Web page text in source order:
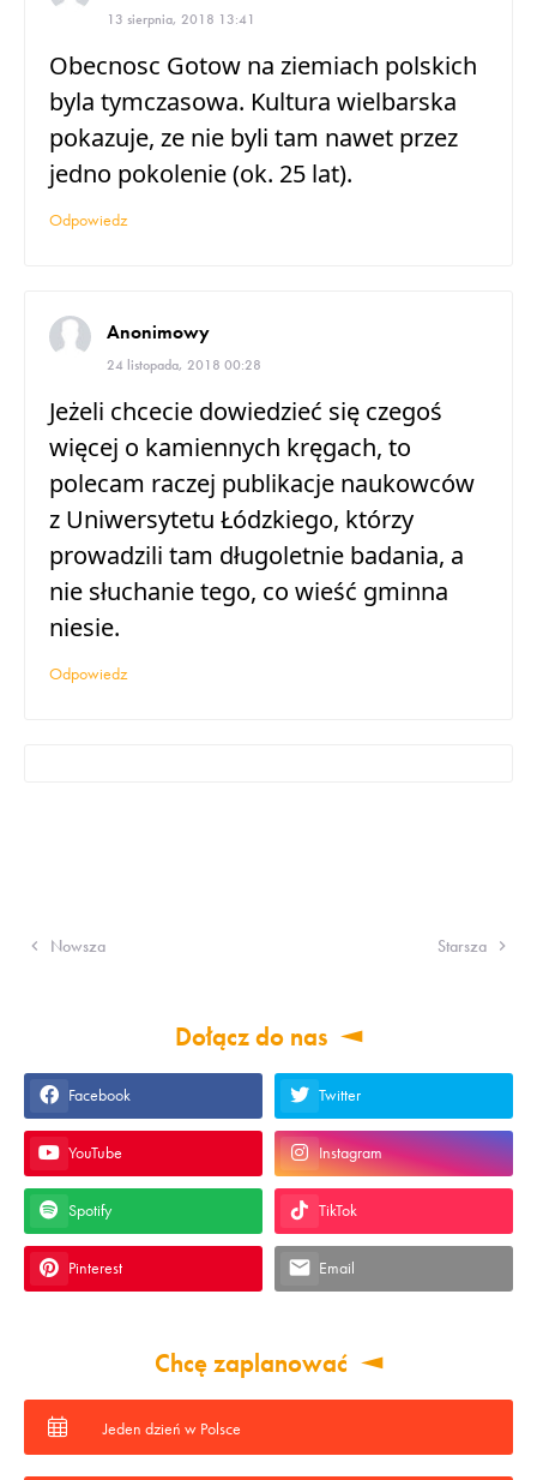
13 sierpnia, 2018 13:41
Obecnosc Gotow na ziemiach polskich
byla tymczasowa. Kultura wielbarska
pokazuje, ze nie byli tam nawet przez
jedno pokolenie (ok. 25 lat).
Odpowiedz
Anonimowy
24 listopada, 2018 00:28
Jeżeli chcecie dowiedzieć się czegoś
więcej o kamiennych kręgach, to
polecam raczej publikacje naukowców
z Uniwersytetu Łódzkiego, którzy
prowadzili tam długoletnie badania, a
nie słuchanie tego, co wieść gminna
niesie.
Odpowiedz
Nowsza Starsza
Dołącz do nas
Facebook Twitter
YouTube Instagram
Spotify TikTok
Pinterest Email
Chcę zaplanować
Jeden dzień w Polsce